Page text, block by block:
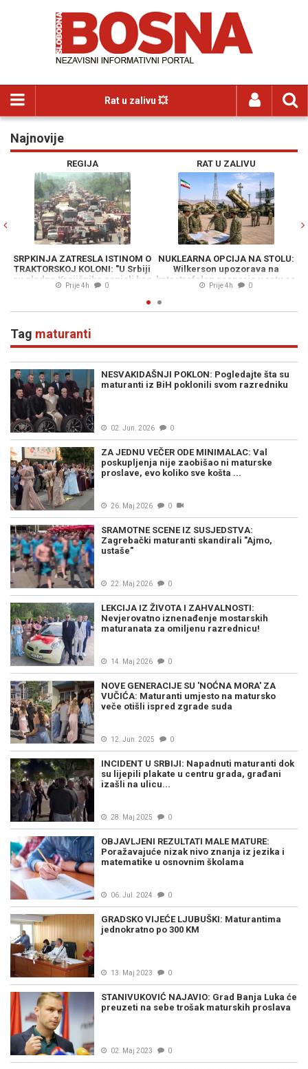
Rat u zalivu 💥
Najnovije
REGIJA
SRPKINJA ZATRESLA ISTINOM O
TRAKTORSKOJ KOLONI: "U Srbiji
su gladne Krajišnike ganjali kao
divljač"
Prije 4h 0
RAT U ZALIVU
NUKLEARNA OPCIJA NA STOLU:
Wilkerson upozorava na
katastrofalan scenario u ratu sa
Iranom
Prije 4h 0
Tag maturanti
NESVAKIDAŠNJI POKLON: Pogledajte šta su
maturanti iz BiH poklonili svom razredniku
02. Jun. 2026 0
ZA JEDNU VEČER ODE MINIMALAC: Val
poskupljenja nije zaobišao ni maturske
proslave, evo koliko sve košta ...
26. Maj 2026 0
SRAMOTNE SCENE IZ SUSJEDSTVA:
Zagrebački maturanti skandirali "Ajmo,
ustaše"
22. Maj 2026 0
LEKCIJA IZ ŽIVOTA I ZAHVALNOSTI:
Nevjerovatno iznenađenje mostarskih
maturanata za omiljenu razrednicu!
14. Maj 2026 0
NOVE GENERACIJE SU 'NOĆNA MORA' ZA
VUČIĆA: Maturanti umjesto na matursko
veče otišli ispred zgrade suda
12. Jun. 2025 0
INCIDENT U SRBIJI: Napadnuti maturanti dok
su lijepili plakate u centru grada, građani
izašli na ulicu...
28. Maj 2025 0
OBJAVLJENI REZULTATI MALE MATURE:
Poražavajuće nizak nivo znanja iz jezika i
matematike u osnovnim školama
06. Jul. 2024 0
GRADSKO VIJEĆE LJUBUŠKI: Maturantima
jednokratno po 300 KM
13. Maj 2023 0
STANIVUKOVIĆ NAJAVIO: Grad Banja Luka će
preuzeti na sebe trošak maturskih proslava
02. Maj 2023 0